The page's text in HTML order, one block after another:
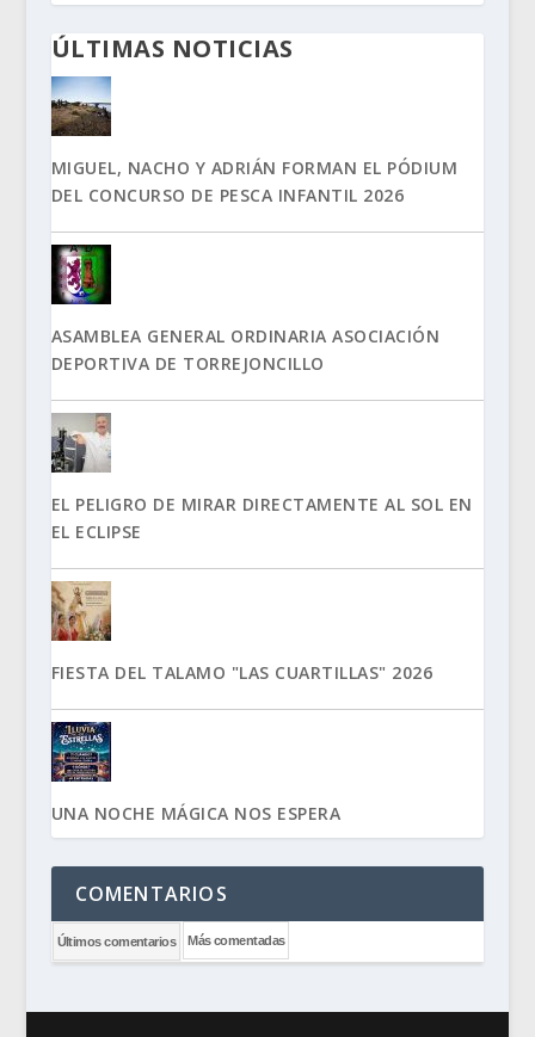
ÚLTIMAS NOTICIAS
MIGUEL, NACHO Y ADRIÁN FORMAN EL PÓDIUM
DEL CONCURSO DE PESCA INFANTIL 2026
ASAMBLEA GENERAL ORDINARIA ASOCIACIÓN
DEPORTIVA DE TORREJONCILLO
EL PELIGRO DE MIRAR DIRECTAMENTE AL SOL EN
EL ECLIPSE
FIESTA DEL TALAMO "LAS CUARTILLAS" 2026
UNA NOCHE MÁGICA NOS ESPERA
COMENTARIOS
Últimos comentarios Más comentadas